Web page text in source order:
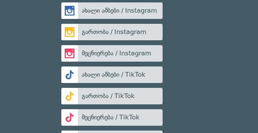
ახალი ამბები / Instagram
გართობა / Instagram
მეცნიერება / Instagram
ახალი ამბები / TikTok
გართობა / TikTok
მეცნიერება / TikTok